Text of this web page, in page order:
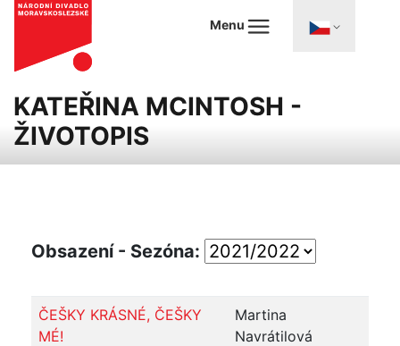
Menu
KATEŘINA MCINTOSH -
ŽIVOTOPIS
Obsazení - Sezóna:
ČEŠKY KRÁSNÉ, ČEŠKY
MÉ!
Martina
Navrátilová